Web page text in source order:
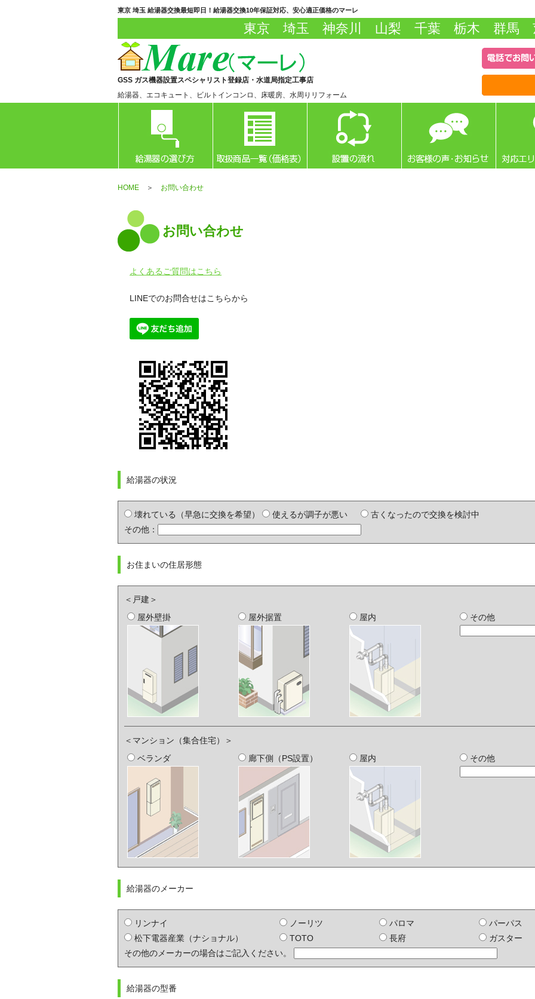
東京 埼玉 給湯器交換最短即日！給湯器交換10年保証対応、安心適正価格のマーレ
東京 埼玉 神奈川 山梨 千葉 栃木 群馬
GSS ガス機器設置スペシャリスト登録店・水道局指定工事店
給湯器、エコキュート、ビルトインコンロ、床暖房、水周りリフォーム
HOME ＞ お問い合わせ
お問い合わせ
よくあるご質問はこちら
LINEでのお問合せはこちらから
給湯器の状況
壊れている（早急に交換を希望） 使えるが調子が悪い
古くなったので交換を検討中
その他：
お住まいの住居形態
＜戸建＞
屋外壁掛
屋外据置 屋内 その他
＜マンション（集合住宅）＞
ベランダ
廊下側（PS設置） 屋内 その他
給湯器のメーカー
リンナイ
松下電器産業（ナショナル）
ノーリツ
TOTO
パロマ
長府
パーパス
ガスター
その他のメーカーの場合はご記入ください。
給湯器の型番